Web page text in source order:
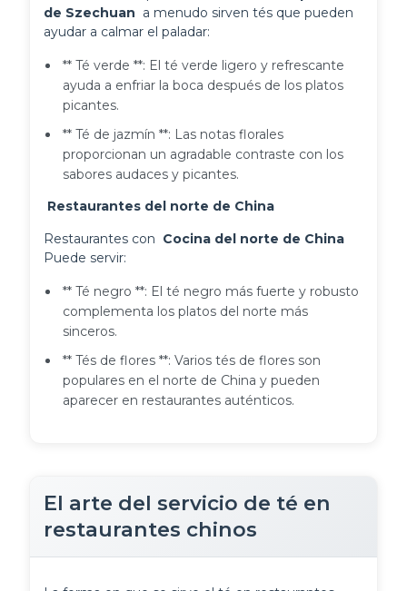
de Szechuan a menudo sirven tés que pueden
ayudar a calmar el paladar:
** Té verde **: El té verde ligero y refrescante
ayuda a enfriar la boca después de los platos
picantes.
** Té de jazmín **: Las notas florales
proporcionan un agradable contraste con los
sabores audaces y picantes.
Restaurantes del norte de China
Restaurantes con
Puede servir:
** Té negro **: El té negro más fuerte y robusto
complementa los platos del norte más
sinceros.
** Tés de flores **: Varios tés de flores son
populares en el norte de China y pueden
aparecer en restaurantes auténticos.
El arte del servicio de té en
restaurantes chinos